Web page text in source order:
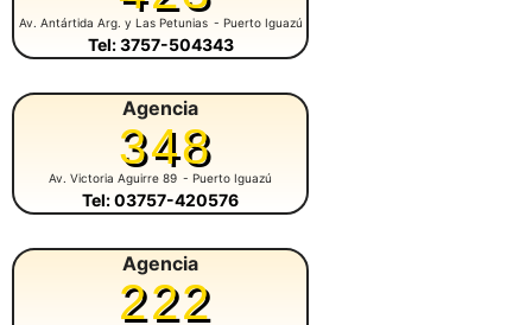
Av. Antártida Arg. y Las Petunias - Puerto Iguazú
Tel: 3757-504343
Agencia
348
Av. Victoria Aguirre 89 - Puerto Iguazú
Tel: 03757-420576
Agencia
222